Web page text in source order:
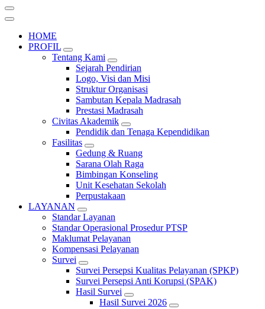
HOME
PROFIL
Tentang Kami
Sejarah Pendirian
Logo, Visi dan Misi
Struktur Organisasi
Sambutan Kepala Madrasah
Prestasi Madrasah
Civitas Akademik
Pendidik dan Tenaga Kependidikan
Fasilitas
Gedung & Ruang
Sarana Olah Raga
Bimbingan Konseling
Unit Kesehatan Sekolah
Perpustakaan
LAYANAN
Standar Layanan
Standar Operasional Prosedur PTSP
Maklumat Pelayanan
Kompensasi Pelayanan
Survei
Survei Persepsi Kualitas Pelayanan (SPKP)
Survei Persepsi Anti Korupsi (SPAK)
Hasil Survei
Hasil Survei 2026